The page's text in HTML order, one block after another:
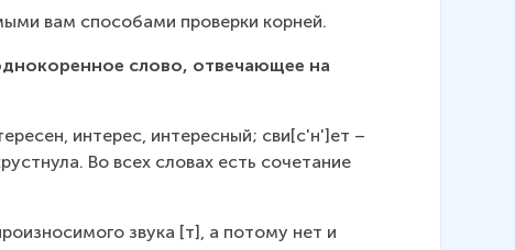
вам способами проверки корней.
слово, отвечающее на
интерес, интересный; сви[с'н']ет –
Во всех словах есть сочетание
звука [т], а потому нет и